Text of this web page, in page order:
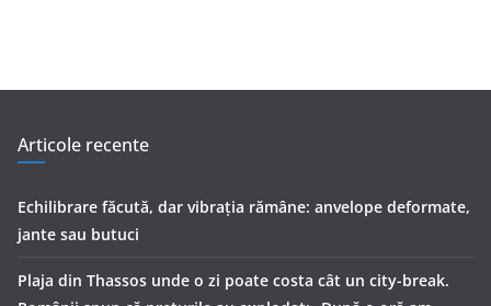
Articole recente
Echilibrare făcută, dar vibrația rămâne: anvelope deformate,
jante sau butuci
Plaja din Thassos unde o zi poate costa cât un city-break.